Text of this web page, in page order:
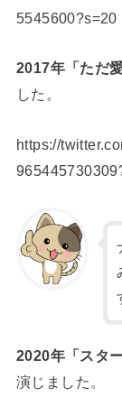
5545600?s=20
2017年「ただ
した。
https://
2020年「スタ
演じました。